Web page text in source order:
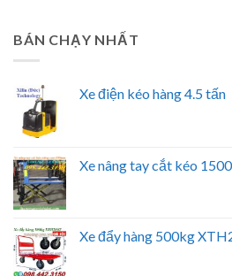
BÁN CHẠY NHẤT
Xe điện kéo hàng 4.5 tấn
Xe nâng tay cắt kéo
Xe đẩy hàng 500kg